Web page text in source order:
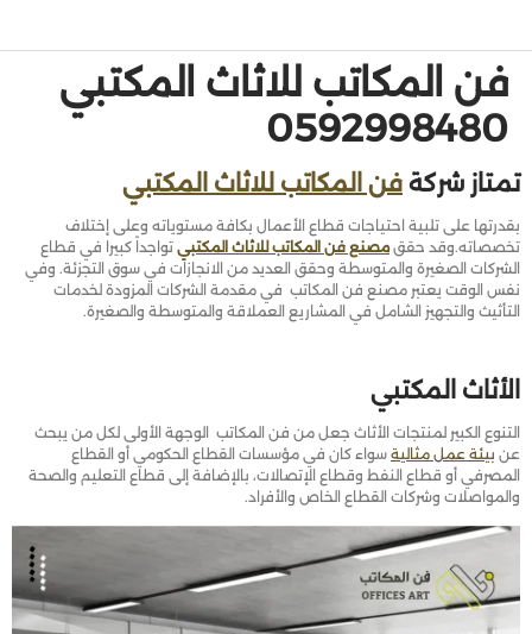
فن المكاتب للاثاث المكتبي
0592998480
تمتاز شركة فن المكاتب للاثاث المكتبي
بقدرتها على تلبية احتياجات قطاع الأعمال بكافة مستوياته وعلى إختلاف
تخصصاته.وقد حققمصنع فن المكاتب للاثاث المكتبي تواجداً كبيرا في قطاع
الشركات الصغيرة والمتوسطة وحقق العديد من الانجازات في سوق التجزئة. وفي
نفس الوقت يعتبر مصنع فن المكاتب في مقدمة الشركات المزودة لخدمات
التأثيث والتجهيز الشامل في المشاريع العملاقة والمتوسطة والصغيرة.
الأثاث المكتبي
التنوع الكبير لمنتجات الأثاث جعل من فن المكاتب الوجهة الأولى لكل من يبحث
عن بيئة عمل مثالية سواء كان في مؤسسات القطاع الحكومي أو القطاع
المصرفي أو قطاع النفط وقطاع الإتصالات، بالإضافة إلى قطاع التعليم والصحة
والمواصلات وشركات القطاع الخاص والأفراد.